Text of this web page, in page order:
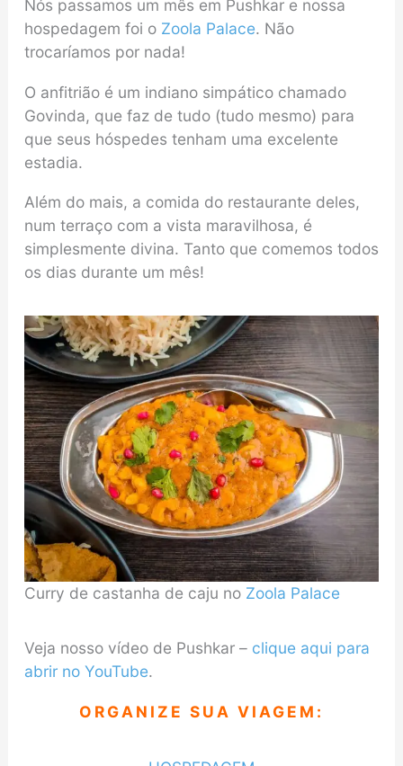
Nós passamos um mês em Pushkar e nossa
hospedagem foi o Zoola Palace. Não
trocaríamos por nada!
O anfitrião é um indiano simpático chamado
Govinda, que faz de tudo (tudo mesmo) para
que seus hóspedes tenham uma excelente
estadia.
Além do mais, a comida do restaurante deles,
num terraço com a vista maravilhosa, é
simplesmente divina. Tanto que comemos todos
os dias durante um mês!
Curry de castanha de caju no Zoola Palace
Veja nosso vídeo de Pushkar –clique aqui para
abrir no YouTube.
ORGANIZE SUA VIAGEM: